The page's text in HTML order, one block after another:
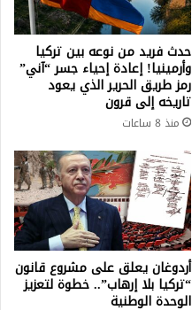
حدث فريد من نوعه بين تركيا
وأرمينيا! إعادة إحياء جسر “آني”
رمز طريق الحرير الذي يعود
تاريخه إلى قرون
منذ 8 ساعات
أردوغان يعلق على مشروع قانون
“تركيا بلا إرهاب”.. خطوة لتعزيز
الوحدة الوطنية